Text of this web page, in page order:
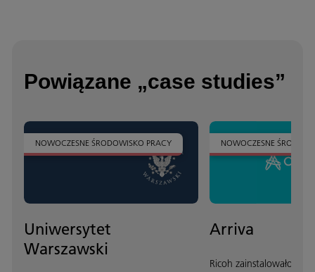
Powiązane „case studies”
NOWOCZESNE ŚRODOWISKO PRACY
Uniwersytet
Warszawski
NOWOCZESNE
Arriva
Ricoh zainstalowało w